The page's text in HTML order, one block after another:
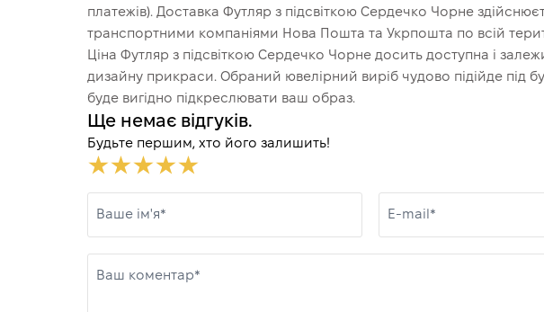
платежів). Доставка Футляр з підсвіткою Сердечко Чорне
транспортними компаніями Нова Пошта та Укрпошта по всій
Ціна Футляр з підсвіткою Сердечко Чорне досить доступна і
дизайну прикраси. Обраний ювелірний виріб чудово підійде під
буде вигідно підкреслювати ваш образ.
Ще немає відгуків.
Будьте першим, хто його залишить!
Ваше ім'я* E-mail*
Ваш коментар*